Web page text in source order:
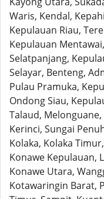
Waris, Kendal,
Kepulauan Riau,
Kepulauan
Selatpanjang,
Selayar, Benteng,
Pulau Pramuka,
Ondong Siau,
Talaud,
Kerinci, Sungai
Kolaka, Kolaka
Konawe Kepulauan,
Konawe Utara,
Kotawaringin Barat,